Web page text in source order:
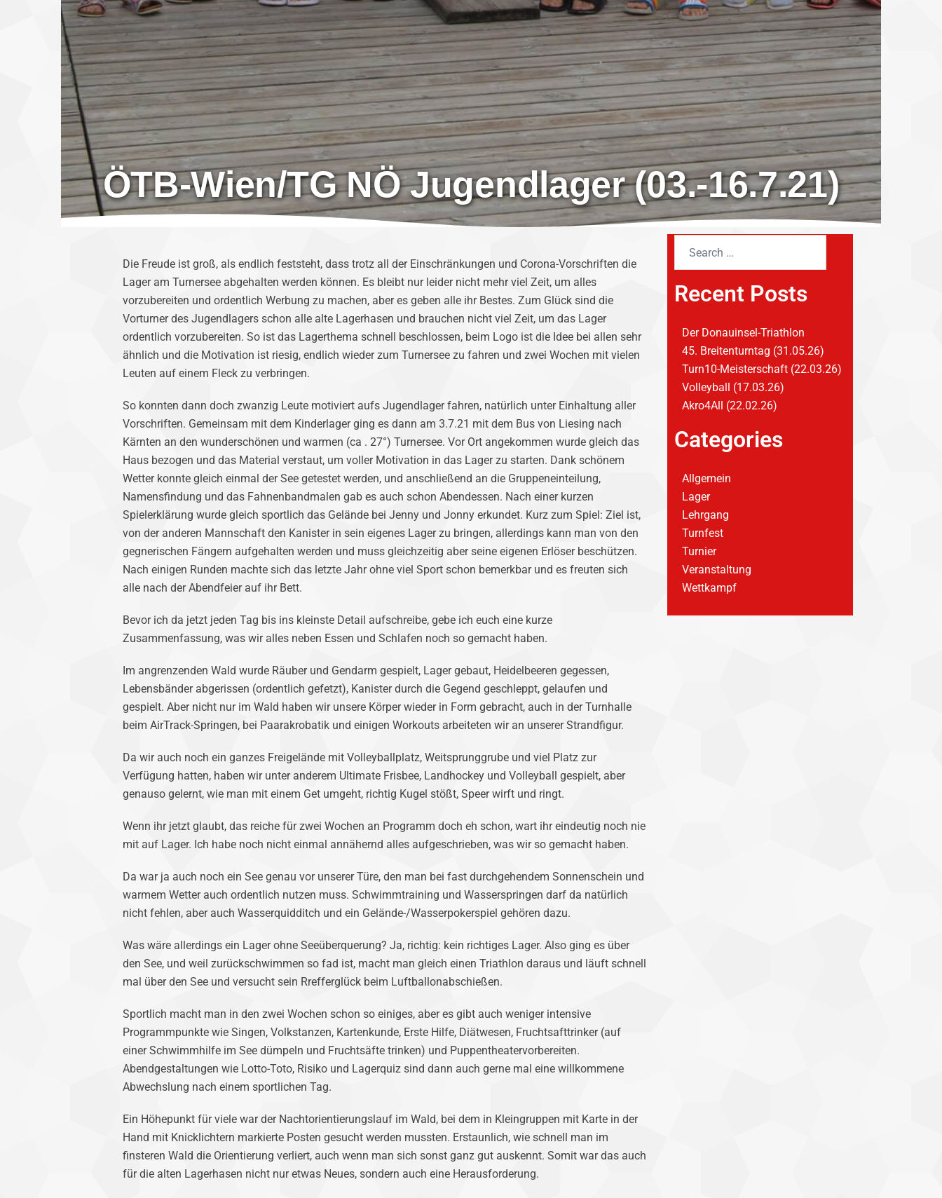
ÖTB-Wien/TG NÖ Jugendlager (03.-16.7.21)
Die Freude ist groß, als endlich feststeht, dass trotz all der Einschränkungen und Corona-Vorschriften die
Lager am Turnersee abgehalten werden können. Es bleibt nur leider nicht mehr viel Zeit, um alles
vorzubereiten und ordentlich Werbung zu machen, aber es geben alle ihr Bestes. Zum Glück sind die
Vorturner des Jugendlagers schon alle alte Lagerhasen und brauchen nicht viel Zeit, um das Lager
ordentlich vorzubereiten. So ist das Lagerthema schnell beschlossen, beim Logo ist die Idee bei allen sehr
ähnlich und die Motivation ist riesig, endlich wieder zum Turnersee zu fahren und zwei Wochen mit vielen
Leuten auf einem Fleck zu verbringen.
So konnten dann doch zwanzig Leute motiviert aufs Jugendlager fahren, natürlich unter Einhaltung aller
Vorschriften. Gemeinsam mit dem Kinderlager ging es dann am 3.7.21 mit dem Bus von Liesing nach
Kärnten an den wunderschönen und warmen (ca . 27°) Turnersee. Vor Ort angekommen wurde gleich das
Haus bezogen und das Material verstaut, um voller Motivation in das Lager zu starten. Dank schönem
Wetter konnte gleich einmal der See getestet werden, und anschließend an die Gruppeneinteilung,
Namensfindung und das Fahnenbandmalen gab es auch schon Abendessen. Nach einer kurzen
Spielerklärung wurde gleich sportlich das Gelände bei Jenny und Jonny erkundet. Kurz zum Spiel: Ziel ist,
von der anderen Mannschaft den Kanister in sein eigenes Lager zu bringen, allerdings kann man von den
gegnerischen Fängern aufgehalten werden und muss gleichzeitig aber seine eigenen Erlöser beschützen.
Nach einigen Runden machte sich das letzte Jahr ohne viel Sport schon bemerkbar und es freuten sich
alle nach der Abendfeier auf ihr Bett.
Bevor ich da jetzt jeden Tag bis ins kleinste Detail aufschreibe, gebe ich euch eine kurze
Zusammenfassung, was wir alles neben Essen und Schlafen noch so gemacht haben.
Im angrenzenden Wald wurde Räuber und Gendarm gespielt, Lager gebaut, Heidelbeeren gegessen,
Lebensbänder abgerissen (ordentlich gefetzt), Kanister durch die Gegend geschleppt, gelaufen und
gespielt. Aber nicht nur im Wald haben wir unsere Körper wieder in Form gebracht, auch in der Turnhalle
beim AirTrack-Springen, bei Paarakrobatik und einigen Workouts arbeiteten wir an unserer Strandfigur.
Da wir auch noch ein ganzes Freigelände mit Volleyballplatz, Weitsprunggrube und viel Platz zur
Verfügung hatten, haben wir unter anderem Ultimate Frisbee, Landhockey und Volleyball gespielt, aber
genauso gelernt, wie man mit einem Get umgeht, richtig Kugel stößt, Speer wirft und ringt.
Wenn ihr jetzt glaubt, das reiche für zwei Wochen an Programm doch eh schon, wart ihr eindeutig noch nie
mit auf Lager. Ich habe noch nicht einmal annähernd alles aufgeschrieben, was wir so gemacht haben.
Da war ja auch noch ein See genau vor unserer Türe, den man bei fast durchgehendem Sonnenschein und
warmem Wetter auch ordentlich nutzen muss. Schwimmtraining und Wasserspringen darf da natürlich
nicht fehlen, aber auch Wasserquidditch und ein Gelände-/Wasserpokerspiel gehören dazu.
Was wäre allerdings ein Lager ohne Seeüberquerung? Ja, richtig: kein richtiges Lager. Also ging es über
den See, und weil zurückschwimmen so fad ist, macht man gleich einen Triathlon daraus und läuft schnell
mal über den See und versucht sein Rrefferglück beim Luftballonabschießen.
Sportlich macht man in den zwei Wochen schon so einiges, aber es gibt auch weniger intensive
Programmpunkte wie Singen, Volkstanzen, Kartenkunde, Erste Hilfe, Diätwesen, Fruchtsafttrinker (auf
einer Schwimmhilfe im See dümpeln und Fruchtsäfte trinken) und Puppentheatervorbereiten.
Abendgestaltungen wie Lotto-Toto, Risiko und Lagerquiz sind dann auch gerne mal eine willkommene
Abwechslung nach einem sportlichen Tag.
Ein Höhepunkt für viele war der Nachtorientierungslauf im Wald, bei dem in Kleingruppen mit Karte in der
Hand mit Knicklichtern markierte Posten gesucht werden mussten. Erstaunlich, wie schnell man im
finsteren Wald die Orientierung verliert, auch wenn man sich sonst ganz gut auskennt. Somit war das auch
für die alten Lagerhasen nicht nur etwas Neues, sondern auch eine Herausforderung.
Recent Posts
Der Donauinsel-Triathlon
45. Breitenturntag (31.05.26)
Turn10-Meisterschaft (22.03.26)
Volleyball (17.03.26)
Akro4All (22.02.26)
Categories
Allgemein
Lager
Lehrgang
Turnfest
Turnier
Veranstaltung
Wettkampf